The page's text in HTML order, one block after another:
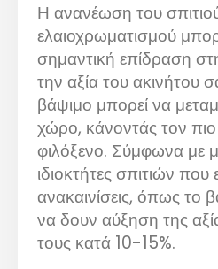
Η ανανέωση του
ελαιοχρωματισμού
σημαντική επίδραση
την αξία του ακινήτου
βάψιμο μπορεί να
χώρο, κάνοντάς τον πιο
φιλόξενο. Σύμφωνα με
ιδιοκτήτες σπιτιών
ανακαινίσεις, όπως το
να δουν αύξηση της
τους κατά 10-15%.